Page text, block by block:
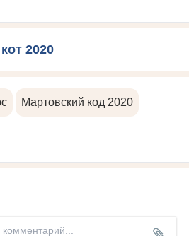
2020
Мартовский код 2020